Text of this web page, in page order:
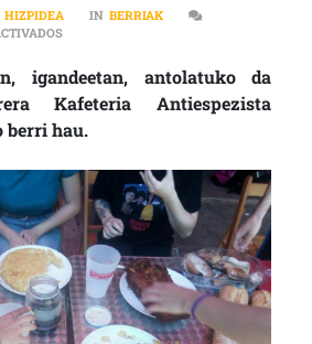
HIZPIDEA IN BERRIAK
EN AINTZANE (KAFETERIA
igandeetan, antolatuko da
Kafeteria Antiespezista
berri hau.